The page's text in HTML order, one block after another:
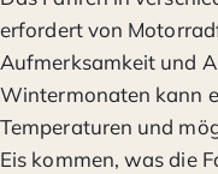
erfordert von
Aufmerksamkeit und
Wintermonaten kann
Temperaturen und
Eis kommen, was die